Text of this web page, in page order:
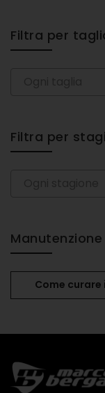
Filtra per
Filtra per
Come